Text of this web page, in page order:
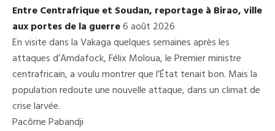
Entre Centrafrique et Soudan, reportage à Birao, ville
aux portes de la guerre6 août 2026
En visite dans la Vakaga quelques semaines après les
attaques d’Amdafock, Félix Moloua, le Premier ministre
centrafricain, a voulu montrer que l’État tenait bon. Mais la
population redoute une nouvelle attaque, dans un climat de
crise larvée.
Pacôme Pabandji